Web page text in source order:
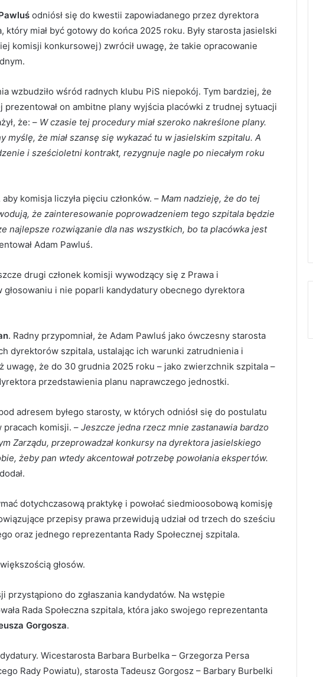
odniósł się do kwestii zapowiadanego przez dyrektora
miał być gotowy do końca 2025 roku. Były starosta jasielski
komisji konkursowej) zwrócił uwagę, że takie opracowanie
wzbudziło wśród radnych klubu PiS niepokój. Tym bardziej, że
on ambitne plany wyjścia placówki z trudnej sytuacji
że: – W czasie tej procedury miał szeroko nakreślone plany.
myślę, że miał szansę się wykazać tu w jasielskim szpitalu. A
i sześcioletni kontrakt, rezygnuje nagle po niecałym roku
komisja liczyła pięciu członków. – Mam nadzieję, że do tej
że zainteresowanie poprowadzeniem tego szpitala będzie
najlepsze rozwiązanie dla nas wszystkich, bo ta placówka jest
Adam Pawluś.
drugi członek komisji wywodzący się z Prawa i
głosowaniu i nie poparli kandydatury obecnego dyrektora
. Radny przypomniał, że Adam Pawluś jako ówczesny starosta
dyrektorów szpitala, ustalając ich warunki zatrudnienia i
uwagę, że do 30 grudnia 2025 roku – jako zwierzchnik szpitala –
przedstawienia planu naprawczego jednostki.
adresem byłego starosty, w których odniósł się do postulatu
pracach komisji. – Jeszcze jedna rzecz mnie zastanawia bardzo
Zarządu, przeprowadzał konkursy na dyrektora jasielskiego
żeby pan wtedy akcentował potrzebę powołania ekspertów.
dotychczasową praktykę i powołać siedmioosobową komisję
przepisy prawa przewidują udział od trzech do sześciu
oraz jednego reprezentanta Rady Społecznej szpitala.
głosów.
przystąpiono do zgłaszania kandydatów. Na wstępie
Rada Społeczna szpitala, która jako swojego reprezentanta
Gorgosza.
Wicestarosta Barbara Burbelka – Grzegorza Persa
Rady Powiatu), starosta Tadeusz Gorgosz – Barbary Burbelki